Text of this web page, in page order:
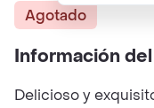
Agotado
Información
Delicioso y